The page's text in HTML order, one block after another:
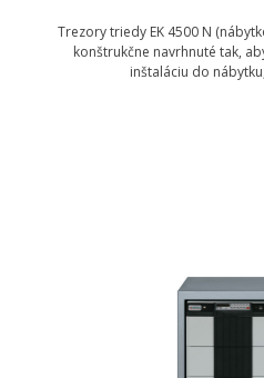
Trezory triedy EK 4500 N
konštrukčne navrhnuté tak,
inštaláciu do